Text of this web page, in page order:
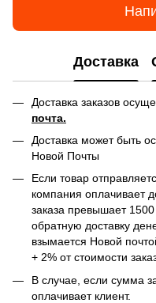
Доставка
Доставка заказов
почта.
Доставка может быть
Новой Почты
Если товар
компания оплачивает
заказа превышает
обратную доставку
взымается Новой
+ 2% от стоимости
В случае, если сумма
оплачивает клиент.